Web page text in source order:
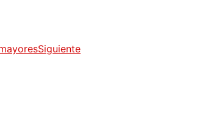
Siguiente